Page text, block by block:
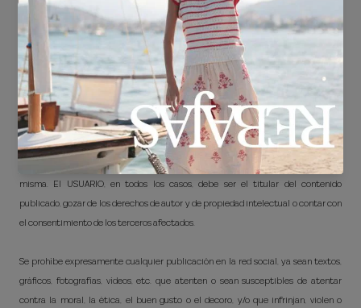
dejen de interesarle y restringir con quién comparte sus conexiones; para ello
deberá acceder a su configuración de privacidad.
3. PUBLICACIONES
El USUARIO, una vez sea seguidor o se haya unido a la red social del
RESPONSABLE, podrá publicar en esta comentarios, enlaces, imágenes,
fotografías o cualquier otro tipo de contenido multimedia soportado por la
misma. El USUARIO, en todos los casos, debe ser el titular del contenido
publicado, gozar de los derechos de autor y de propiedad intelectual o contar con
el consentimiento de los terceros afectados.
Se prohíbe expresamente cualquier publicación en la red social, ya sean textos,
gráficos, fotografías, vídeos, etc. que atenten o sean susceptibles de atentar
contra la moral, la ética, el buen gusto o el decoro, y/o que infrinjan, violen o